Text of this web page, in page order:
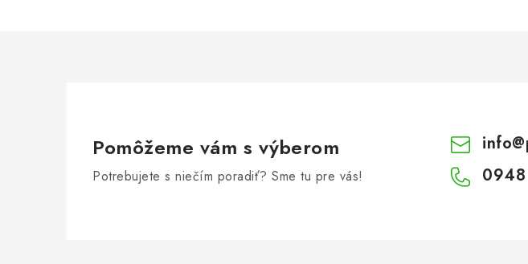
Pomôžeme vám s výberom
Potrebujete s niečím poradiť? Sme tu pre vás!
info@